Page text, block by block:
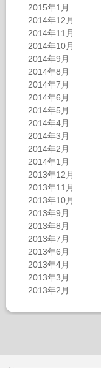
2015年1月
2014年12月
2014年11月
2014年10月
2014年9月
2014年8月
2014年7月
2014年6月
2014年5月
2014年4月
2014年3月
2014年2月
2014年1月
2013年12月
2013年11月
2013年10月
2013年9月
2013年8月
2013年7月
2013年6月
2013年4月
2013年3月
2013年2月